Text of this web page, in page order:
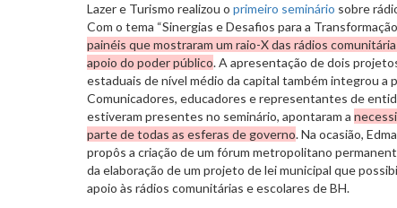
Lazer e Turismo realizou o primeiro seminário sobre
Com o tema “Sinergias e Desafios para a
painéis que mostraram um raio-X das rádios
apoio do poder público. A apresentação de dois
estaduais de nível médio da capital também integrou a
Comunicadores, educadores e representantes de
estiveram presentes no seminário, apontaram a
parte de todas as esferas de governo. Na ocasião,
propôs a criação de um fórum metropolitano
da elaboração de um projeto de lei municipal que
apoio às rádios comunitárias e escolares de BH.